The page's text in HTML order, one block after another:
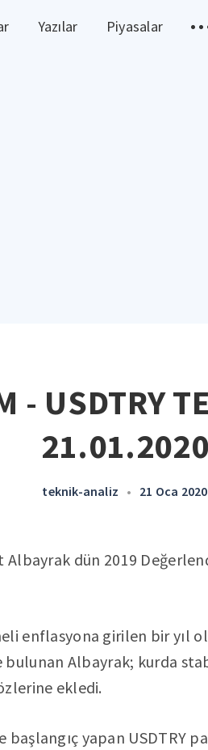
Yazılar Piyasalar
- USDTRY
21.01.2020
teknik-analiz • 21 Oca 2020
Albayrak dün 2019
enflasyona girilen bir yıl
Albayrak; kurda
ekledi.
başlangıç yapan USDTRY